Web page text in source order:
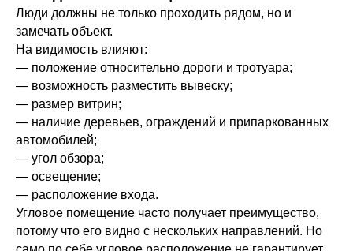
Люди должны не только проходить рядом, но и
замечать объект.
На видимость влияют:
— положение относительно дороги и тротуара;
— возможность разместить вывеску;
— размер витрин;
— наличие деревьев, ограждений и припаркованных
автомобилей;
— угол обзора;
— освещение;
— расположение входа.
Угловое помещение часто получает преимущество,
потому что его видно с нескольких направлений. Но